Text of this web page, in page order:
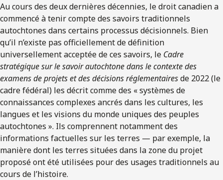
Au cours des deux dernières décennies, le droit canadien a
commencé à tenir compte des savoirs traditionnels
autochtones dans certains processus décisionnels. Bien
qu’il n’existe pas officiellement de définition
universellement acceptée de ces savoirs, le Cadre
stratégique sur le savoir autochtone dans le contexte des
examens de projets et des décisions réglementairesde 2022 (le
cadre fédéral) les décrit comme des « systèmes de
connaissances complexes ancrés dans les cultures, les
langues et les visions du monde uniques des peuples
autochtones ». Ils comprennent notamment des
informations factuelles sur les terres — par exemple, la
manière dont les terres situées dans la zone du projet
proposé ont été utilisées pour des usages traditionnels au
cours de l’histoire.